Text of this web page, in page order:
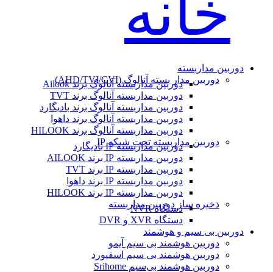
خانه
دوربین مداربسته
دوربین مدار بسته آنالوگ (AHD/TVI/CVI)
دوربین مداربسته آنالوگ برند Ailook
دوربین مداربسته آنالوگ برند TVT
دوربین مداربسته آنالوگ برند بادیگارد
دوربین مداربسته آنالوگ برند داهوا
دوربین مداربسته آنالوگ برند HILOOK
دوربین مداربسته تحت شبکه IP
دوربین مداربسته IP بادیگارد
دوربین مداربسته IP برند AILOOK
دوربین مداربسته IP برند TVT
دوربین مداربسته IP برند داهوا
دوربین مداربسته IP برند HILOOK
ذخیره ساز دوربین مداربسته
دستگاه NVR
دستگاه XVR و DVR
دوربین بی سیم و هوشمند
دوربین هوشمند بی سیم آیمو
دوربین هوشمند بی سیم اسفیورد
دوربین هوشمند بی‌سیم Srihome